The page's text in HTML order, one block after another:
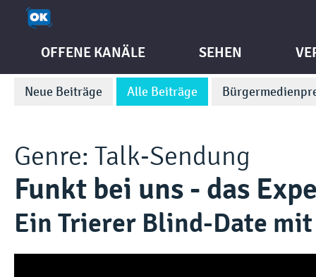
OFFENE KANÄLE SEHEN
Neue Beiträge Alle Beiträge
Genre: Talk-Sendung
Funkt bei uns - das
Ein Trierer Blind-Date